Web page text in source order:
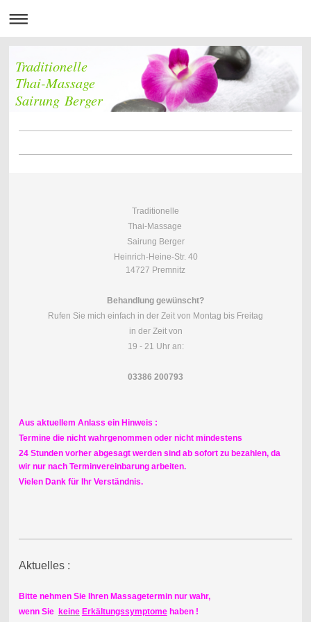
Traditionelle
Thai-Massage
Sairung Berger
Traditionelle
Thai-Massage
Sairung Berger
Heinrich-Heine-Str. 40
14727 Premnitz
Behandlung gewünscht?
Rufen Sie mich einfach in der Zeit von Montag bis Freitag
in der Zeit von
19 - 21 Uhr an:
03386 200793
Aus aktuellem Anlass ein Hinweis :
Termine die nicht wahrgenommen oder nicht mindestens
24 Stunden vorher abgesagt werden sind ab sofort zu bezahlen, da
wir nur nach Terminvereinbarung arbeiten.
Vielen Dank für Ihr Verständnis.
Aktuelles :
Bitte nehmen Sie Ihren Massagetermin nur wahr,
wenn Sie keine Erkältungssymptomehaben !